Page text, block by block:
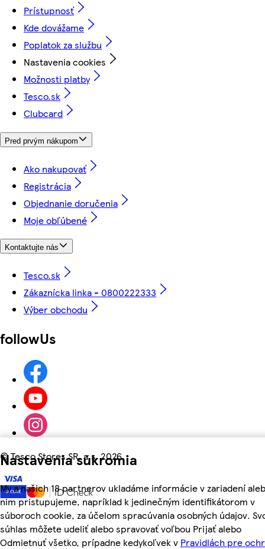
Nastavenia súkromia
My a našich 18 partnerov ukladáme informácie v zariadení
nim pristupujeme, napríklad k jedinečným identifikátorom v
súboroch cookie, za účelom spracúvania osobných údajov.
súhlas môžete udeliť alebo spravovať voľbou Prijať alebo
Odmietnuť všetko, prípadne kedykoľvek v Pravidlách pre
Prístupnosť
Kde dovážame
Poplatok za službu
Nastavenia cookies
Možnosti platby
Tesco.sk
Clubcard
Pred prvým nákupom
Ako nakupovať
Registrácia
Objednanie doručenia
Moje obľúbené
Kontaktujte nás
Tesco.sk
Zákaznícka linka - 0800222333
Výber obchodu
followUs
©Tesco Stores SR, a.s. 2026